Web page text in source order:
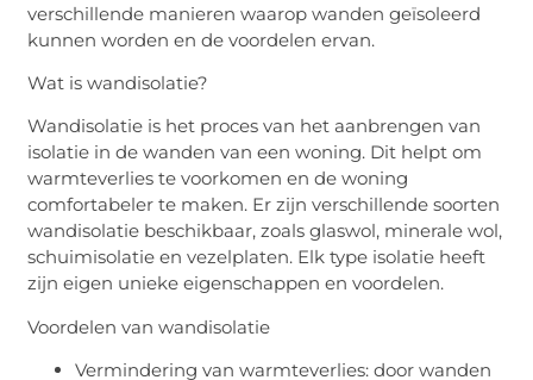
verschillende manieren waarop wanden geïsoleerd
kunnen worden en de voordelen ervan.
Wat is wandisolatie?
Wandisolatie is het proces van het aanbrengen van
isolatie in de wanden van een woning. Dit helpt om
warmteverlies te voorkomen en de woning
comfortabeler te maken. Er zijn verschillende soorten
wandisolatie beschikbaar, zoals glaswol, minerale wol,
schuimisolatie en vezelplaten. Elk type isolatie heeft
zijn eigen unieke eigenschappen en voordelen.
Voordelen van wandisolatie
Vermindering van warmteverlies: door wanden